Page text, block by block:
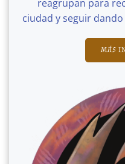
reagrupan para
ciudad y seguir
MÁS